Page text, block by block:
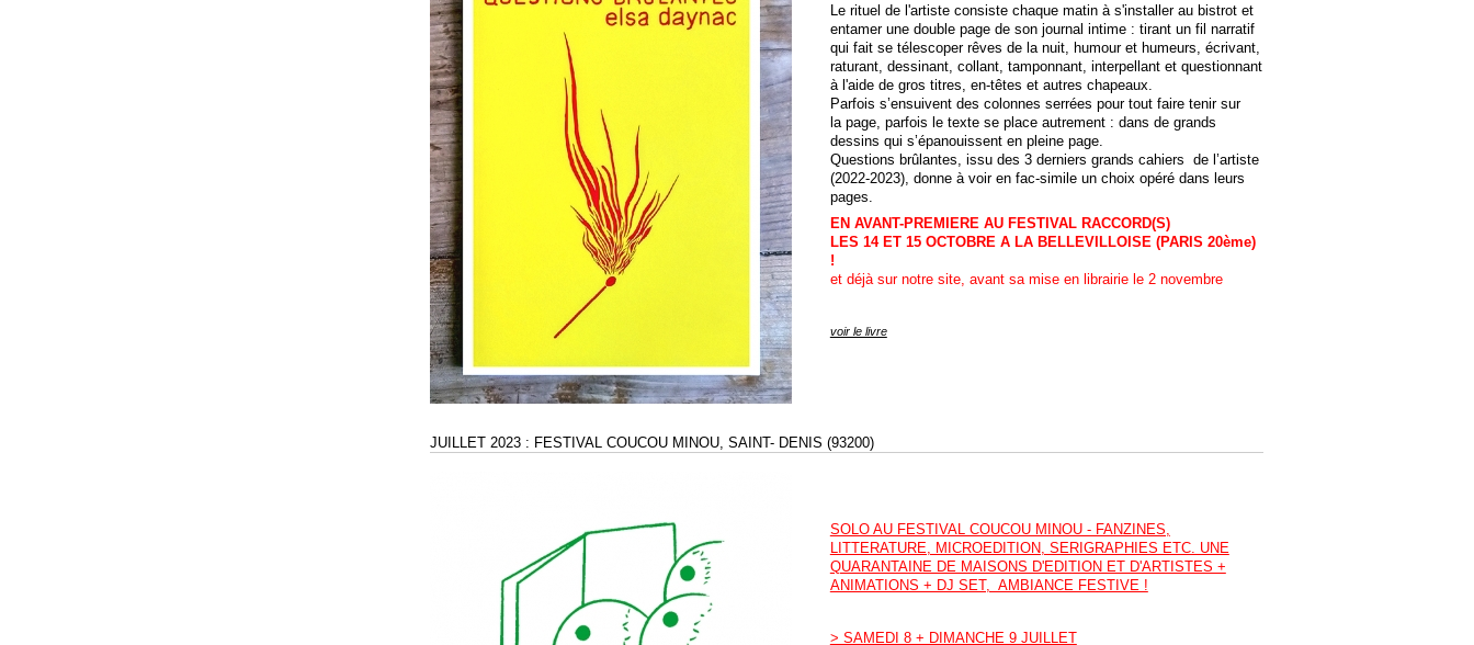
Le rituel de l'artiste consiste chaque matin à s'installer au bistrot et
entamer une double page de son journal intime : tirant un fil narratif
qui fait se télescoper rêves de la nuit, humour et humeurs, écrivant,
raturant, dessinant, collant, tamponnant, interpellant et questionnant
à l'aide de gros titres, en-têtes et autres chapeaux.
Parfois s’ensuivent des colonnes serrées pour tout faire tenir sur
la page, parfois le texte se place autrement : dans de grands
dessins qui s’épanouissent en pleine page.
Questions brûlantes, issu des 3 derniers grands cahiers de l’artiste
(2022-2023), donne à voir en fac-simile un choix opéré dans leurs
pages.
EN AVANT-PREMIERE AU FESTIVAL RACCORD(S)
LES 14 ET 15 OCTOBRE A LA BELLEVILLOISE (PARIS 20ème)
!
et déjà sur notre site, avant sa mise en librairie le 2 novembre
voir le livre
JUILLET 2023 : FESTIVAL COUCOU MINOU, SAINT- DENIS (93200)
SOLO AU FESTIVAL COUCOU MINOU - FANZINES,
LITTERATURE, MICROEDITION, SERIGRAPHIES ETC. UNE
QUARANTAINE DE MAISONS D'EDITION ET D'ARTISTES +
ANIMATIONS + DJ SET, AMBIANCE FESTIVE !
> SAMEDI 8 + DIMANCHE 9 JUILLET